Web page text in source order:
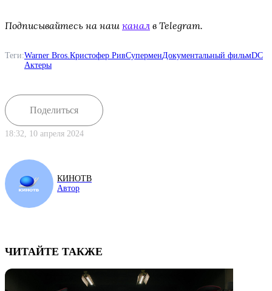
Подписывайтесь на наш канал в Telegram.
Теги:Warner Bros.Кристофер РивСуперменДокументальный фильмDC
Актеры
Поделиться
18:32, 10 апреля 2024
КИНОТВ
Автор
ЧИТАЙТЕ ТАКЖЕ